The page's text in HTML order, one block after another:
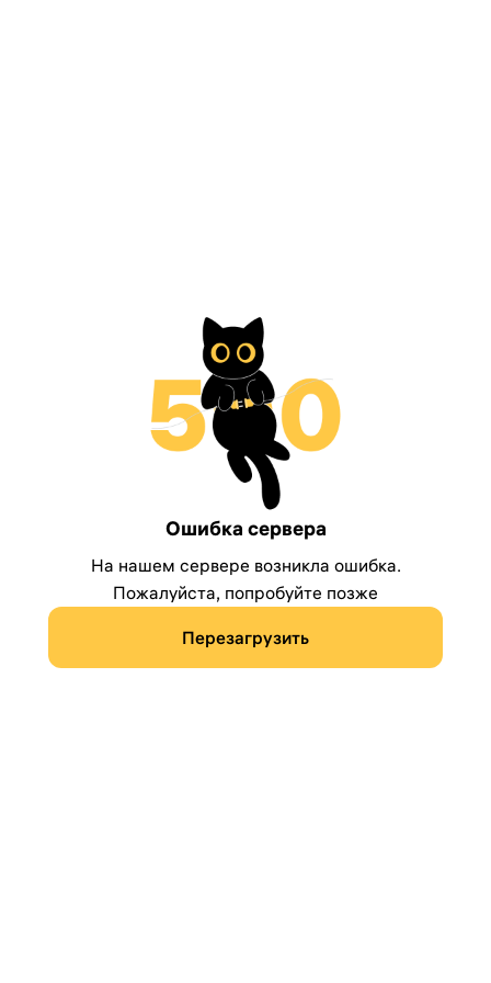
Ошибка сервера
На нашем сервере возникла ошибка.
Пожалуйста, попробуйте позже
Перезагрузить